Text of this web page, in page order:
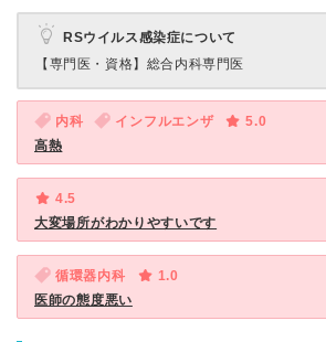
RSウイルス感染症について
【専門医・資格】 総合内科専門医
内科 インフルエンザ
5.0
高熱
4.5
大変場所がわかりやすいです
循環器内科
1.0
医師の態度悪い